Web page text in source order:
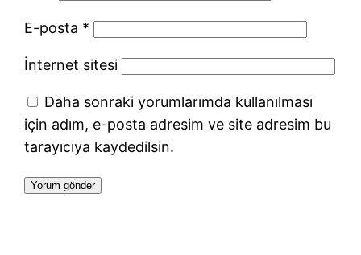
E-posta *
İnternet sitesi
Daha sonraki yorumlarımda kullanılması
için adım, e-posta adresim ve site adresim bu
tarayıcıya kaydedilsin.